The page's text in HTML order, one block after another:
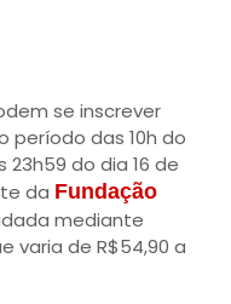
se inscrever
período das 10h do
23h59 do dia 16 de
da Fundação
mediante
varia de R$54,90 a